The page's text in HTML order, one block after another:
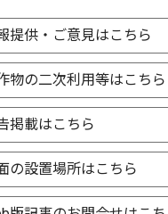
提供・ご意見はこちら
物の二次利用等はこちら
掲載はこちら
の設置場所はこちら